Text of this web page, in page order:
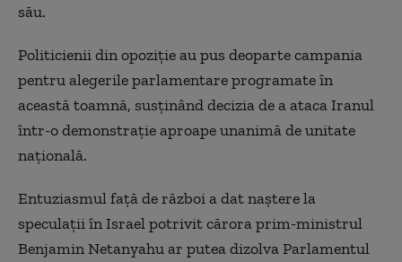
său.
Politicienii din opoziție au pus deoparte campania
pentru alegerile parlamentare programate în
această toamnă, susținând decizia de a ataca Iranul
într-o demonstrație aproape unanimă de unitate
națională.
Entuziasmul față de război a dat naștere la
speculații în Israel potrivit cărora prim-ministrul
Benjamin Netanyahu ar putea dizolva Parlamentul